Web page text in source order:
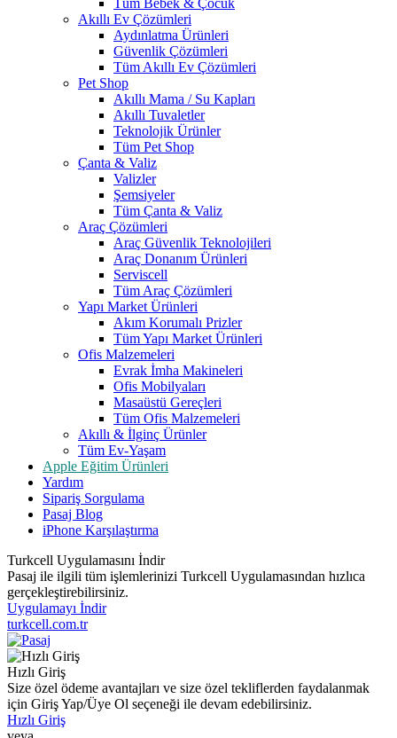
Tüm Bebek & Çocuk
Akıllı Ev Çözümleri
Aydınlatma Ürünleri
Güvenlik Çözümleri
Tüm Akıllı Ev Çözümleri
Pet Shop
Akıllı Mama / Su Kapları
Akıllı Tuvaletler
Teknolojik Ürünler
Tüm Pet Shop
Çanta & Valiz
Valizler
Şemsiyeler
Tüm Çanta & Valiz
Araç Çözümleri
Araç Güvenlik Teknolojileri
Araç Donanım Ürünleri
Serviscell
Tüm Araç Çözümleri
Yapı Market Ürünleri
Akım Korumalı Prizler
Tüm Yapı Market Ürünleri
Ofis Malzemeleri
Evrak İmha Makineleri
Ofis Mobilyaları
Masaüstü Gereçleri
Tüm Ofis Malzemeleri
Akıllı & İlginç Ürünler
Tüm Ev-Yaşam
Apple Eğitim Ürünleri
Yardım
Sipariş Sorgulama
Pasaj Blog
iPhone Karşılaştırma
Turkcell Uygulamasını İndir
Pasaj ile ilgili tüm işlemlerinizi Turkcell Uygulamasından hızlıca
gerçekleştirebilirsiniz.
Uygulamayı İndir
turkcell.com.tr
Hızlı Giriş
Size özel ödeme avantajları ve size özel tekliflerden faydalanmak
için Giriş Yap/Üye Ol seçeneği ile devam edebilirsiniz.
Hızlı Giriş